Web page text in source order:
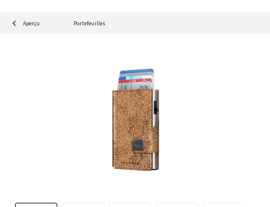
Aperçu Portefeuilles